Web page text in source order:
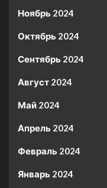
Ноябрь 2024
Октябрь 2024
Сентябрь 2024
Август 2024
Май 2024
Апрель 2024
Февраль 2024
Январь 2024